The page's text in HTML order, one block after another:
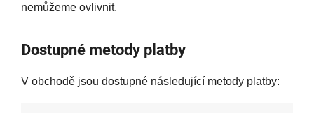
nemůžeme ovlivnit.
Dostupné metody platby
V obchodě jsou dostupné následující metody platby: